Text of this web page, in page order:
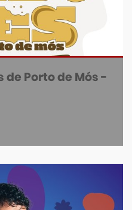
de Porto de Mós -